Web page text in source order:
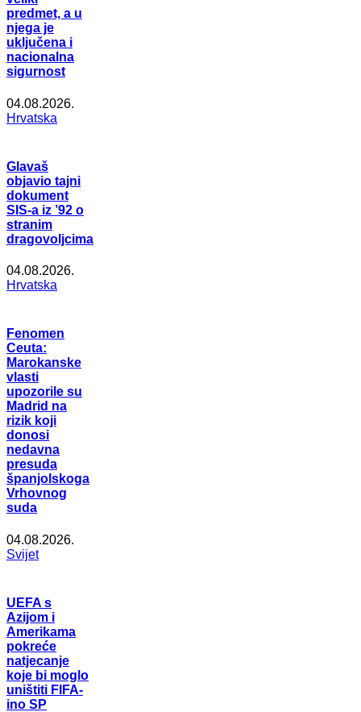
predmet, a u
njega je
uključena i
nacionalna
sigurnost
04.08.2026.
Hrvatska
Glavaš
objavio tajni
dokument
SIS-a iz ’92 o
stranim
dragovoljcima
04.08.2026.
Hrvatska
Fenomen
Ceuta:
Marokanske
vlasti
upozorile su
Madrid na
rizik koji
donosi
nedavna
presuda
španjolskoga
Vrhovnog
suda
04.08.2026.
Svijet
UEFA s
Azijom i
Amerikama
pokreće
natjecanje
koje bi moglo
uništiti FIFA-
ino SP